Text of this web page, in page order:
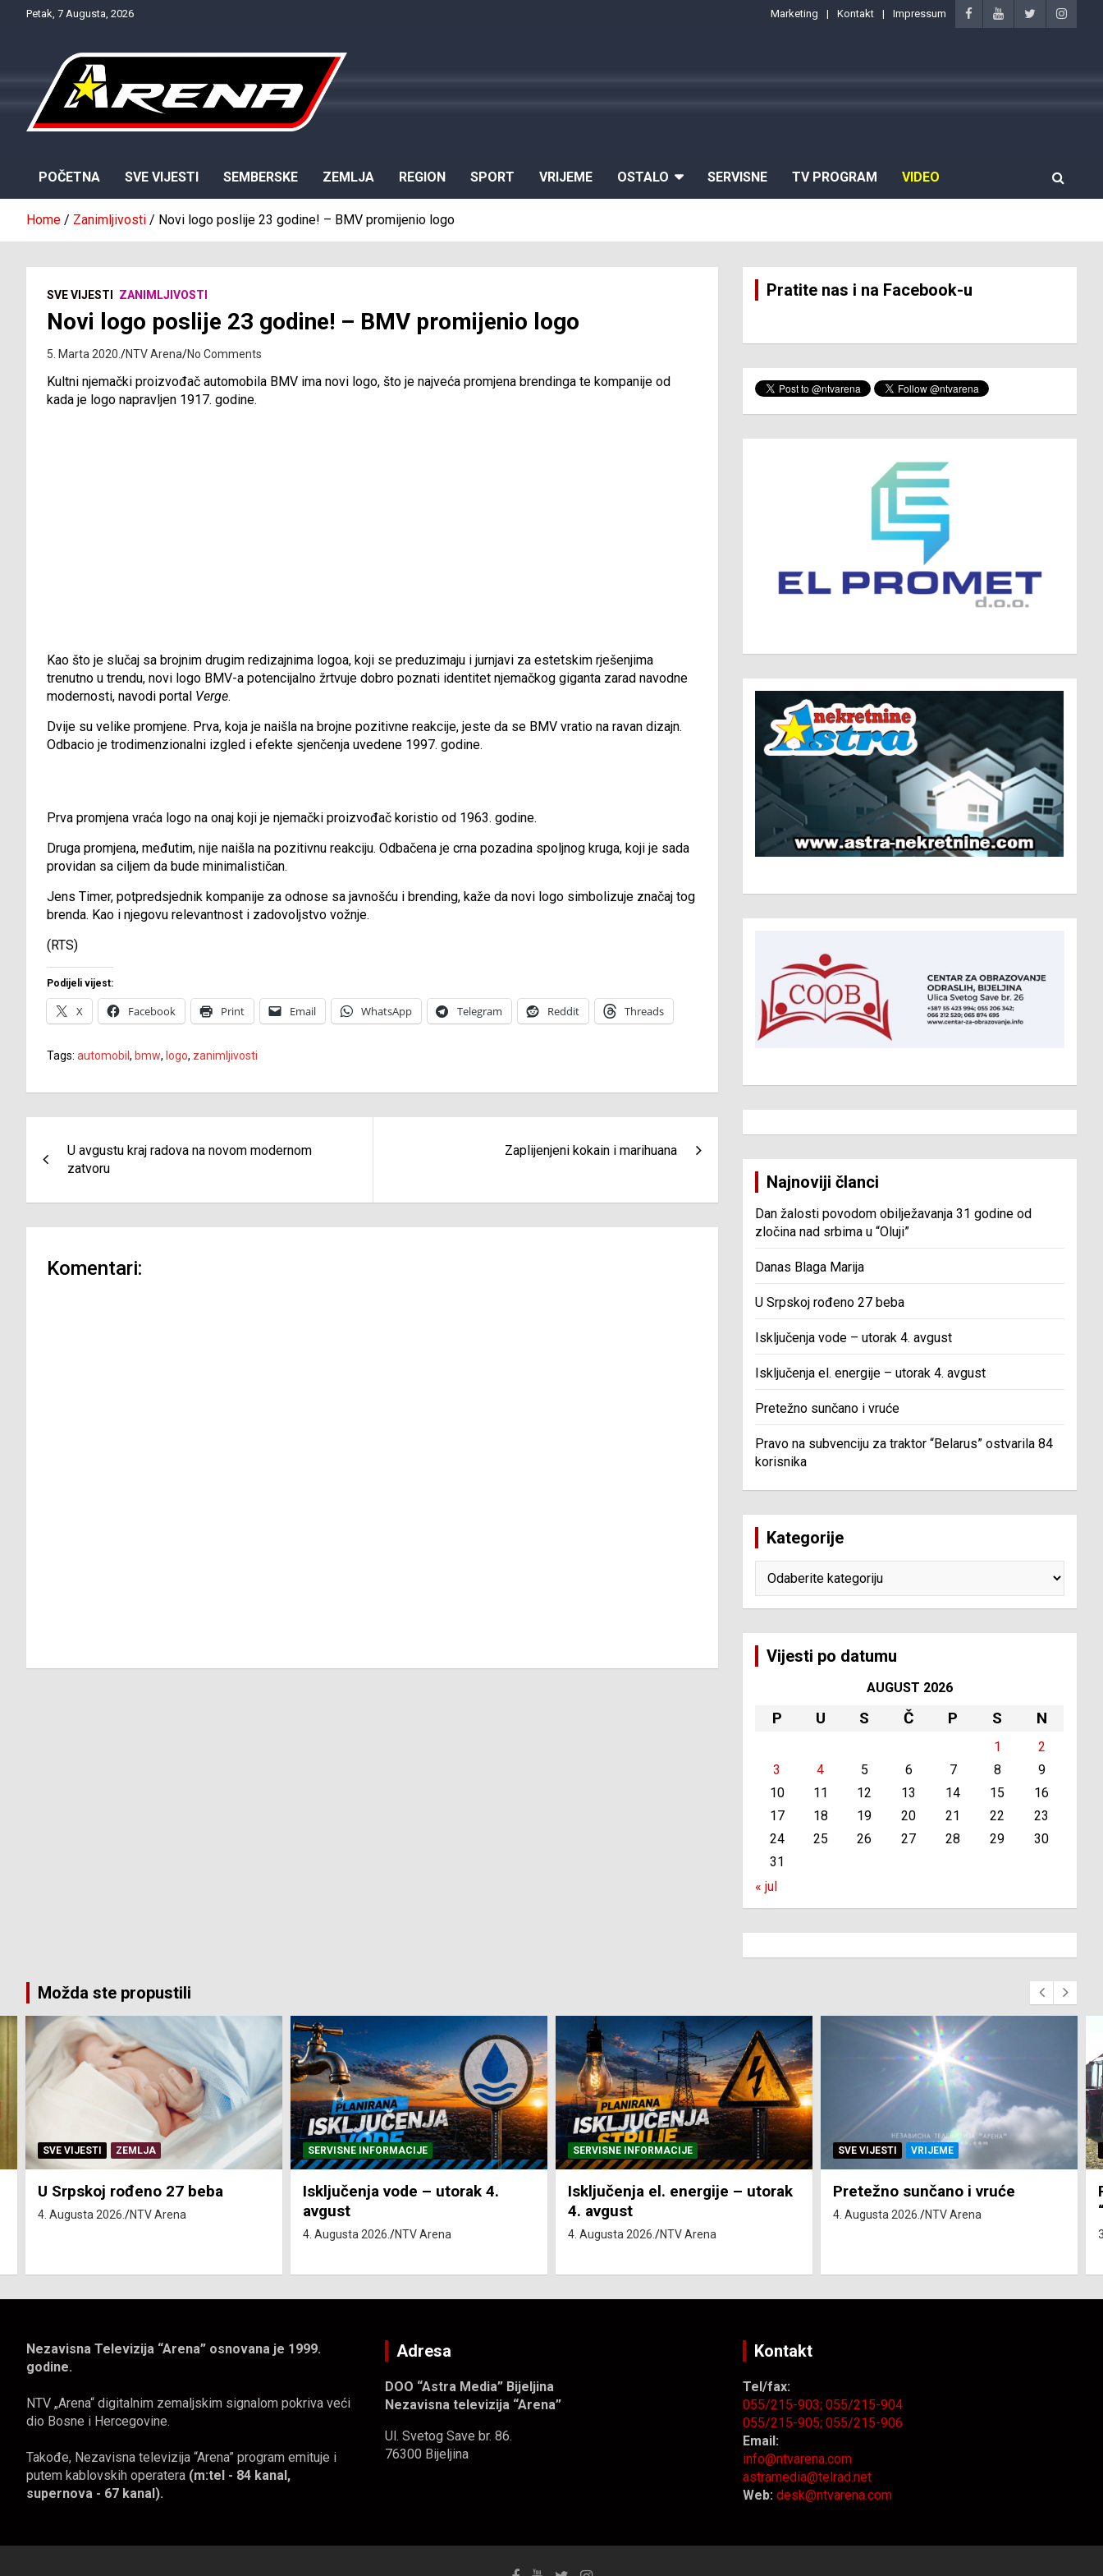
Petak, 7 Augusta, 2026 Marketing Kontakt Impressum
POČETNA SVE VIJESTI SEMBERSKE ZEMLJA REGION SPORT VRIJEME OSTALO SERVISNE TV PROGRAM VIDEO
Home Zanimljivosti Novi logo poslije 23 godine! – BMV promijenio logo
SVE VIJESTI ZANIMLJIVOSTI
Novi logo poslije 23 godine! – BMV promijenio logo
5. Marta 2020. NTV Arena No Comments
Kultni njemački proizvođač automobila BMV ima novi logo, što je najveća promjena brendinga te kompanije od
kada je logo napravljen 1917. godine.
Kao što je slučaj sa brojnim drugim redizajnima logoa, koji se preduzimaju i jurnjavi za estetskim rješenjima
trenutno u trendu, novi logo BMV-a potencijalno žrtvuje dobro poznati identitet njemačkog giganta zarad navodne
modernosti, navodi portal Verge.
Dvije su velike promjene. Prva, koja je naišla na brojne pozitivne reakcije, jeste da se BMV vratio na ravan dizajn.
Odbacio je trodimenzionalni izgled i efekte sjenčenja uvedene 1997. godine.
Prva promjena vraća logo na onaj koji je njemački proizvođač koristio od 1963. godine.
Druga promjena, međutim, nije naišla na pozitivnu reakciju. Odbačena je crna pozadina spoljnog kruga, koji je sada
providan sa ciljem da bude minimalističan.
Jens Timer, potpredsjednik kompanije za odnose sa javnošću i brending, kaže da novi logo simbolizuje značaj tog
brenda. Kao i njegovu relevantnost i zadovoljstvo vožnje.
(RTS)
Podijeli vijest:
X Facebook Print Email WhatsApp Telegram Reddit Threads
Tags: automobil , bmw, logo, zanimljivosti
članaka
U avgustu kraj radova na novom modernom
zatvoru
Zaplijenjeni kokain i marihuana
Komentari:
Pratite nas i na Facebook-u
Najnoviji članci
Dan žalosti povodom obilježavanja 31 godine od
zločina nad srbima u “Oluji”
Danas Blaga Marija
U Srpskoj rođeno 27 beba
Isključenja vode – utorak 4. avgust
Isključenja el. energije – utorak 4. avgust
Pretežno sunčano i vruće
Pravo na subvenciju za traktor “Belarus” ostvarila 84
korisnika
Kategorije
Vijesti po datumu
AUGUST 2026
P U S Č P S N
1
2
3
4 5 6 7 8
9
10
11 12 13 14 15
16
17
18 19 20 21 22
23
24
25 26 27 28 29
30
31
« jul
Možda ste propustili
SERVISNE INFORMACIJE
Isključenja vode – utorak 4.
avgust
SERVISNE INFORMACIJE
Isključenja el. energije – utorak
4. avgust
4. Augusta 2026. NTV Arena
SVE VIJESTI VRIJEME
Pretežno sunčano i vruće
4. Augusta 2026.
SVE VIJESTI ZEMLJA
Pravo na subvenciju za traktor
“Belarus” ostvarila 84 korisnika
Nezavisna Televizija “Arena” osnovana je 1999.
godine.
NTV „Arena“ digitalnim zemaljskim signalom pokriva veći
dio Bosne i Hercegovine.
Takođe, Nezavisna televizija “Arena” program emituje i
putem kablovskih operatera (m:tel - 84 kanal,
supernova - 67 kanal).
Adresa
DOO “Astra Media” Bijeljina
Nezavisna televizija “Arena”
Ul. Svetog Save br. 86.
76300 Bijeljina
Kontakt
Tel/fax:
055/215-903;055/215-904
055/215-905;055/215-906
Email:
info@ntvarena.com
astramedia@telrad.net
Web: desk@ntvarena.com